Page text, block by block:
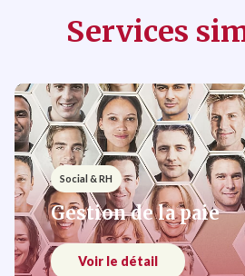
Services
Social & RH
Gestion de la paie
Voir le détail